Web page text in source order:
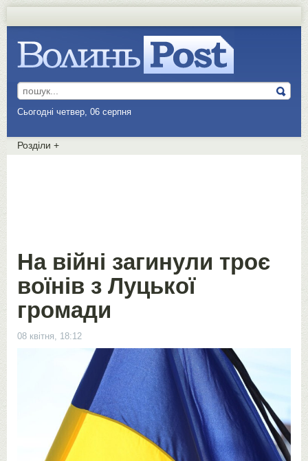
Сьогодні четвер, 06 серпня
Розділи +
На війні загинули троє
воїнів з Луцької
громади
08 квітня, 18:12